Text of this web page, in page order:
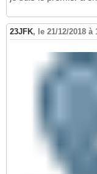
23JFK, le 21/12/2018 à